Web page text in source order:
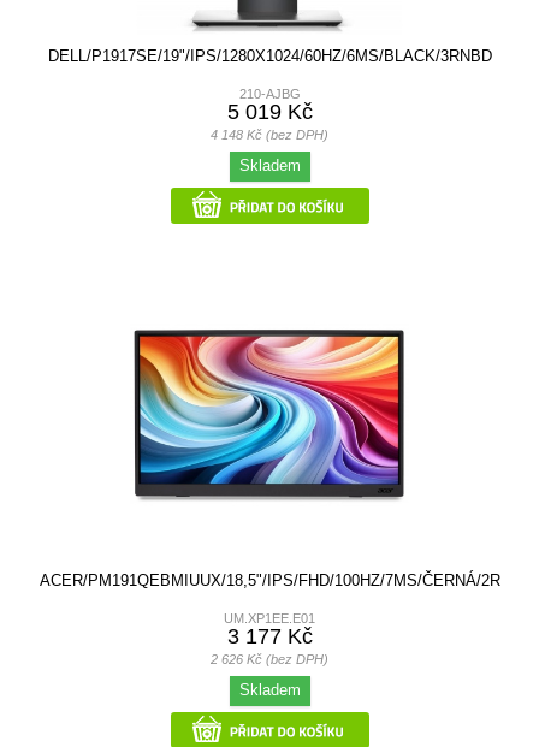
DELL/P1917SE/19"/IPS/1280X1024/60HZ/6MS/BLACK/3RNBD
210-AJBG
5 019 Kč
4 148 Kč (bez DPH)
Skladem
ACER/PM191QEBMIUUX/18,5"/IPS/FHD/100HZ/7MS/ČERNÁ/2R
UM.XP1EE.E01
3 177 Kč
2 626 Kč (bez DPH)
Skladem